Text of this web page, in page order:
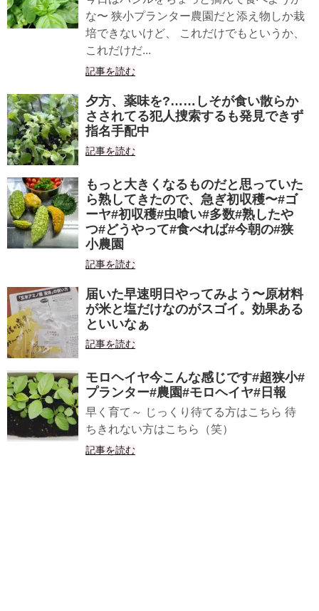
な〜 狭小プランター農園だと添え物しか栽
培できないけど、 これだけでもというか、
これだけだ...
記事を読む
夕方、薬味を?……しそが食い散らか
さされてる犯人捜索するも発見できず
指名手配中
記事を読む
もっと大きくなるものだと思っていた
ら熟してきたので、急ぎ初収穫〜#ゴ
ーヤ#初収穫#虫喰い#多数#熟したや
つ#どうやって#食べれば#今朝の#狭
小農園
記事を読む
届いた早速明日やってみよう〜原材料
が米と塩だけなのがスゴイ。効果ある
といいなぁ
記事を読む
モロヘイヤ今こんな感じです#超狭小#
プランター#農園#モロヘイヤ#日報
早く育て～ じっくり待てる方はこちら 待
ちきれない方はこちら（笑）
記事を読む